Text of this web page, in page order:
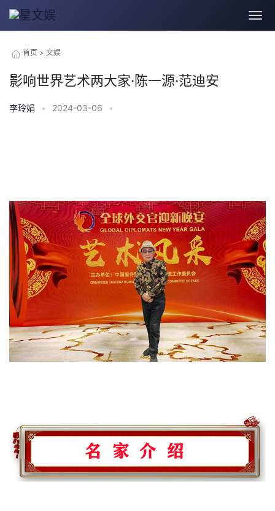
首页 > 文娱
影响世界艺术两大家·陈一源·范迪安
李玲娟 • 2024-03-06 •